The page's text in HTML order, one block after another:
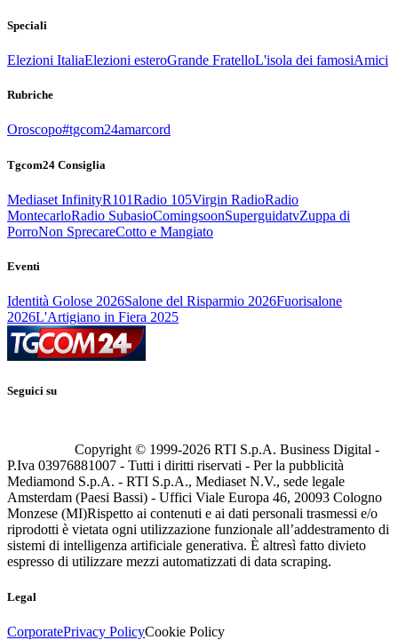
Speciali
Elezioni ItaliaElezioni esteroGrande FratelloL'isola dei famosiAmici
Rubriche
Oroscopo#tgcom24amarcord
Tgcom24 Consiglia
Mediaset InfinityR101Radio 105Virgin RadioRadio
MontecarloRadio SubasioComingsoonSuperguidatvZuppa di
PorroNon SprecareCotto e Mangiato
Eventi
Identità Golose 2026Salone del Risparmio 2026Fuorisalone
2026L'Artigiano in Fiera 2025
Seguici su
Copyright © 1999-2026 RTI S.p.A. Business Digital -
P.Iva 03976881007 - Tutti i diritti riservati - Per la pubblicità
Mediamond S.p.A. - RTI S.p.A., Mediaset N.V., sede legale
Amsterdam (Paesi Bassi) - Uffici Viale Europa 46, 20093 Cologno
Monzese (MI)Rispetto ai contenuti e ai dati personali trasmessi e/o
riprodotti è vietata ogni utilizzazione funzionale all’addestramento di
sistemi di intelligenza artificiale generativa. È altresì fatto divieto
espresso di utilizzare mezzi automatizzati di data scraping.
Legal
CorporatePrivacy PolicyCookie Policy